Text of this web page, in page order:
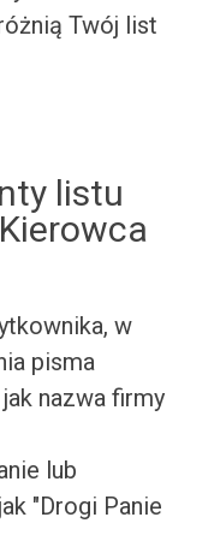
Twój list
listu
w
pisma
nazwa firmy
lub
"Drogi Panie